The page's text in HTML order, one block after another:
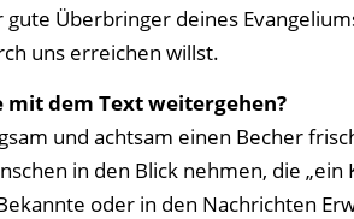
gute Überbringer deines
uns erreichen willst.
mit dem Text weitergehen?
und achtsam einen Becher
in den Blick nehmen, die
oder in den Nachrichten